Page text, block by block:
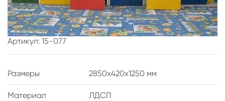
Артикул: 15-077
Размеры 2850x420x1250 мм
Материал ЛДСП